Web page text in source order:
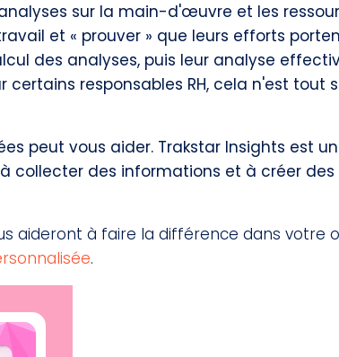
sur la main-d'œuvre et les
et « prouver » que leurs efforts
des analyses, puis leur analyse
responsables RH, cela n'est tout
peut vous aider. Trakstar Insights est
collecter des informations et à créer des
aideront à faire la différence dans votre
.